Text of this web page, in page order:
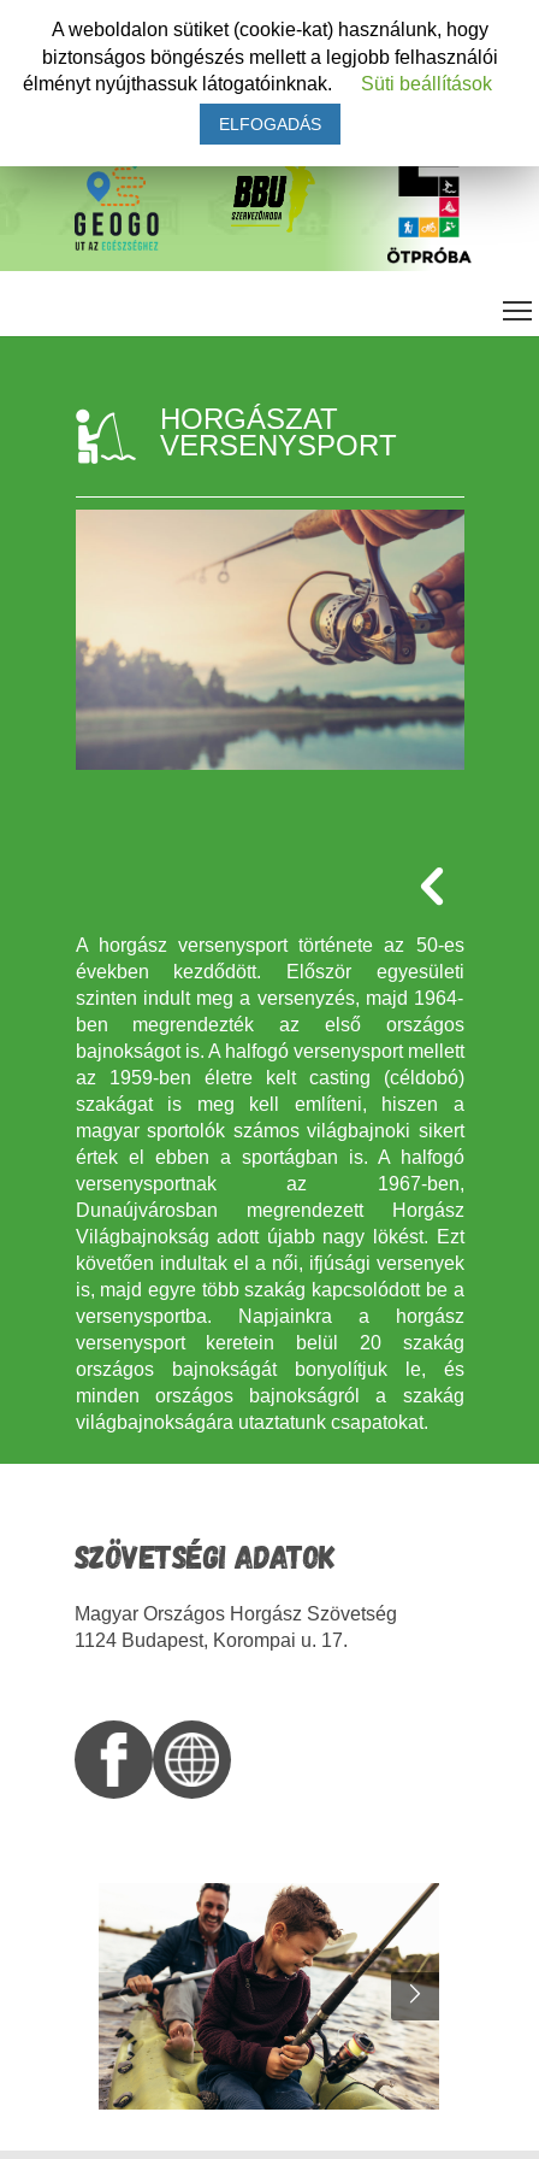
HORGÁSZAT
VERSENYSPORT
A horgász versenysport története az 50-es
években kezdődött. Először egyesületi
szinten indult meg a versenyzés, majd 1964-
ben megrendezték az első országos
bajnokságot is. A halfogó versenysport mellett
az 1959-ben életre kelt casting (céldobó)
szakágat is meg kell említeni, hiszen a
magyar sportolók számos világbajnoki sikert
értek el ebben a sportágban is. A halfogó
versenysportnak az 1967-ben,
Dunaújvárosban megrendezett Horgász
Világbajnokság adott újabb nagy lökést. Ezt
követően indultak el a női, ifjúsági versenyek
is, majd egyre több szakág kapcsolódott be a
versenysportba. Napjainkra a horgász
versenysport keretein belül 20 szakág
országos bajnokságát bonyolítjuk le, és
minden országos bajnokságról a szakág
világbajnokságára utaztatunk csapatokat.
SZÖVETSÉGI ADATOK
Magyar Országos Horgász Szövetség
1124 Budapest, Korompai u. 17.
A weboldalon sütiket (cookie-kat) használunk, hogy
biztonságos böngészés mellett a legjobb felhasználói
élményt nyújthassuk látogatóinknak.
Süti beállítások
ELFOGADÁS